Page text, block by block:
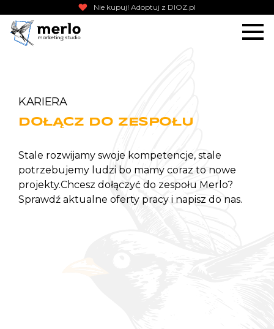
Nie kupuj! Adoptuj z DIOZ.pl
KARIERA
DOŁĄCZ DO ZESPOŁU
Stale rozwijamy swoje kompetencje, stale
potrzebujemy ludzi bo mamy coraz to nowe
projekty.Chcesz dołączyć do zespołu Merlo?
Sprawdź aktualne oferty pracy i napisz do nas.